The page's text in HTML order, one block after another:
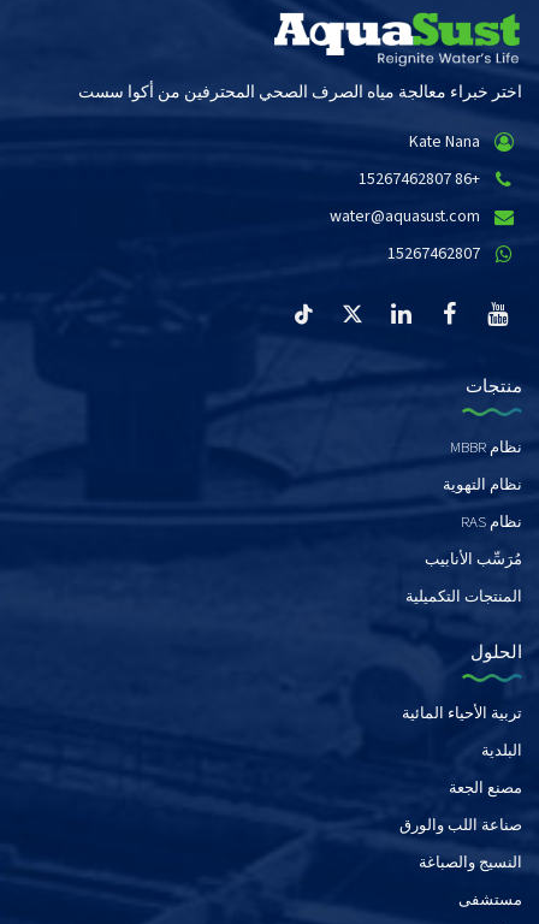
اختر خبراء معالجة مياه الصرف الصحي المحترفين من أكوا سست
Kate Nana
+86 15267462807
water@aquasust.com
15267462807
منتجات
نظام MBBR
نظام التهوية
نظام RAS
مُرَسِّب الأنابيب
المنتجات التكميلية
الحلول
تربية الأحياء المائية
البلدية
مصنع الجعة
صناعة اللب والورق
النسيج والصباغة
مستشفى